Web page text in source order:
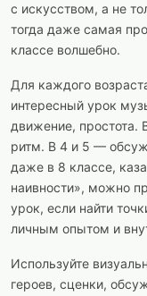
с искусством, а не
тогда даже самая
классе волшебно.
Для каждого
интересный урок
движение, простота.
ритм. В 4 и 5 —
даже в 8 классе,
наивности», можно
урок, если найти
личным опытом и
Используйте
героев, сценки,